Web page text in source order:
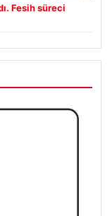
Fesih süreci